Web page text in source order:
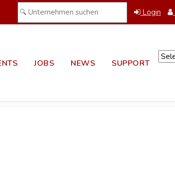
Login
JOBS NEWS SUPPORT